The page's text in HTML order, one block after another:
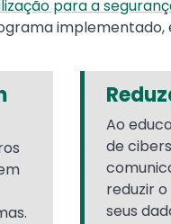
para a
implementado,
Ao
de
reduzir
seus